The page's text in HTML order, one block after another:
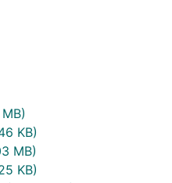
MB)
KB)
MB)
KB)